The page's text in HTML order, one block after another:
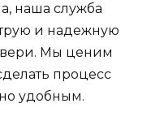
наша служба
и надежную
Мы ценим
процесс
удобным.